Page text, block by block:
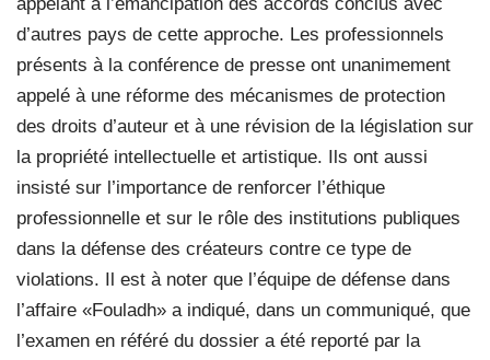
d’autres pays de cette approche. Les professionnels
présents à la conférence de presse ont unanimement
appelé à une réforme des mécanismes de protection
des droits d’auteur et à une révision de la législation sur
la propriété intellectuelle et artistique. Ils ont aussi
insisté sur l’importance de renforcer l’éthique
professionnelle et sur le rôle des institutions publiques
dans la défense des créateurs contre ce type de
violations. Il est à noter que l’équipe de défense dans
l’affaire «Fouladh» a indiqué, dans un communiqué, que
l’examen en référé du dossier a été reporté par la